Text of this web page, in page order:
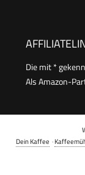
Die mit *
Als Amazon-
Dein Kaffee ·